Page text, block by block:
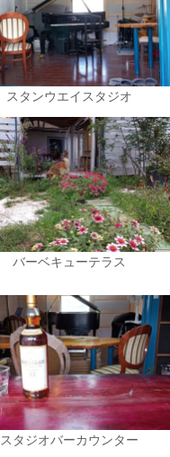
スタンウエイスタジオ
バーベキューテラス
スタジオバーカウンター